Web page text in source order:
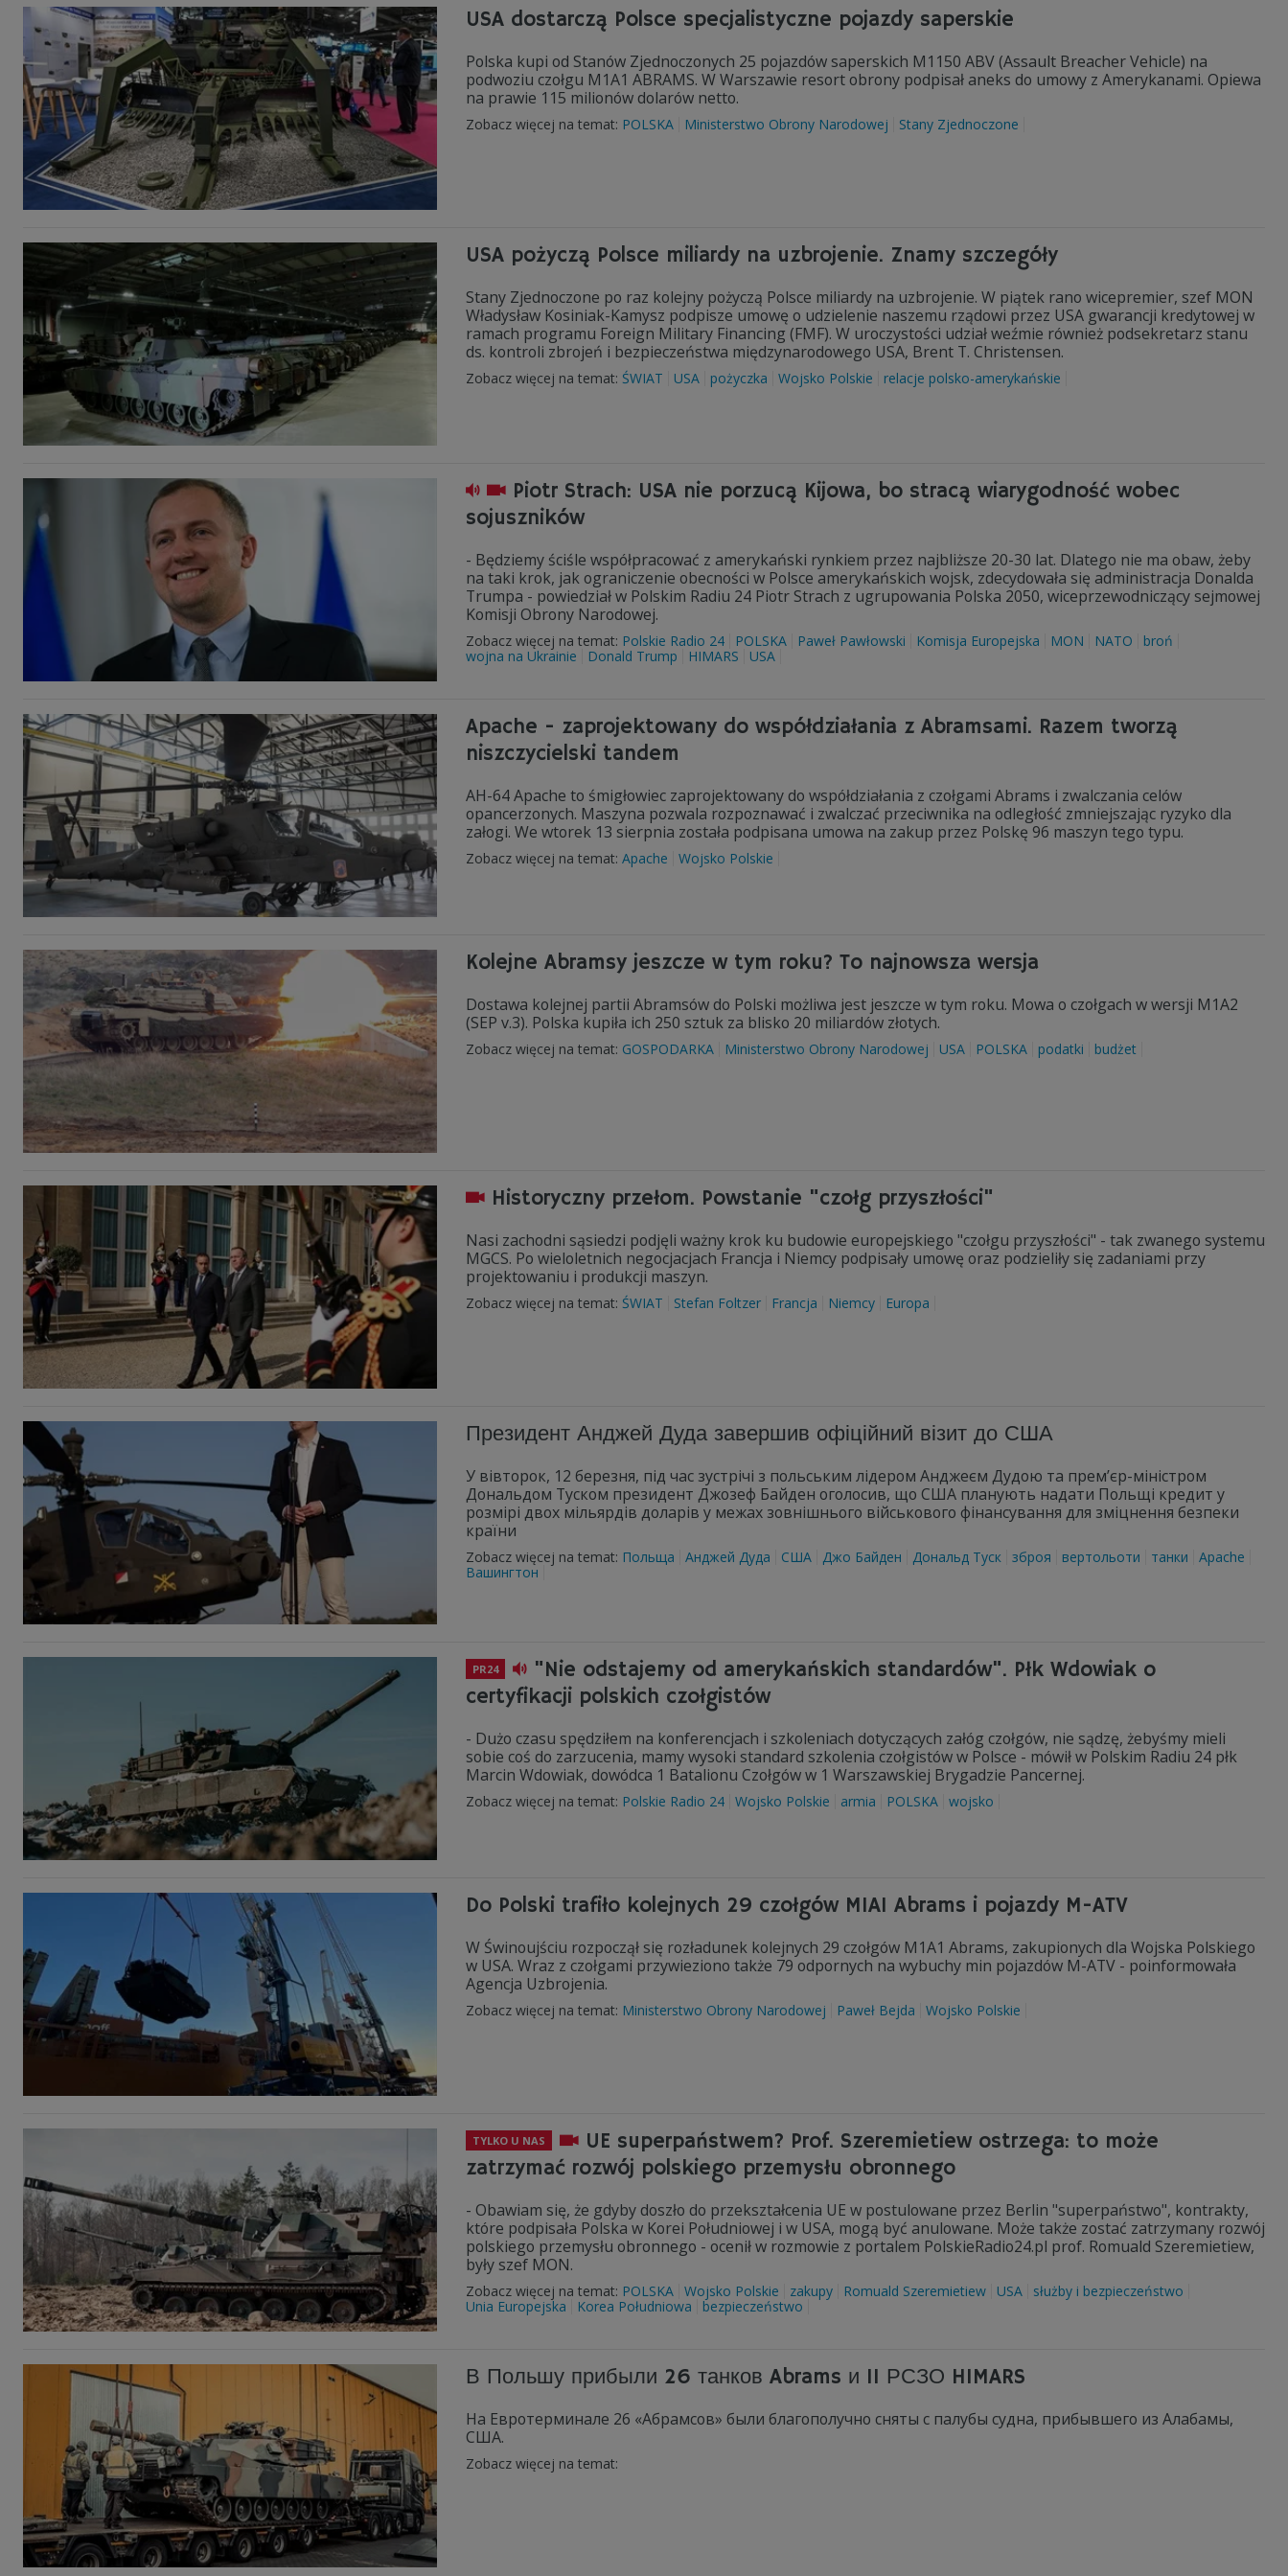
USA dostarczą Polsce specjalistyczne pojazdy saperskie
Polska kupi od Stanów Zjednoczonych 25 pojazdów saperskich M1150 ABV (Assault Breacher Vehicle) na
podwoziu czołgu M1A1 ABRAMS. W Warszawie resort obrony podpisał aneks do umowy z Amerykanami. Opiewa
na prawie 115 milionów dolarów netto.
Zobacz więcej na temat: POLSKA Ministerstwo Obrony Narodowej Stany Zjednoczone
USA pożyczą Polsce miliardy na uzbrojenie. Znamy szczegóły
Stany Zjednoczone po raz kolejny pożyczą Polsce miliardy na uzbrojenie. W piątek rano wicepremier, szef MON
Władysław Kosiniak-Kamysz podpisze umowę o udzielenie naszemu rządowi przez USA gwarancji kredytowej w
ramach programu Foreign Military Financing (FMF). W uroczystości udział weźmie również podsekretarz stanu
ds. kontroli zbrojeń i bezpieczeństwa międzynarodowego USA, Brent T. Christensen.
Zobacz więcej na temat: ŚWIAT USA pożyczka Wojsko Polskie relacje polsko-amerykańskie
Piotr Strach: USA nie porzucą Kijowa, bo stracą wiarygodność wobec
sojuszników
- Będziemy ściśle współpracować z amerykański rynkiem przez najbliższe 20-30 lat. Dlatego nie ma obaw, żeby
na taki krok, jak ograniczenie obecności w Polsce amerykańskich wojsk, zdecydowała się administracja Donalda
Trumpa - powiedział w Polskim Radiu 24 Piotr Strach z ugrupowania Polska 2050, wiceprzewodniczący sejmowej
Komisji Obrony Narodowej.
Zobacz więcej na temat: Polskie Radio 24 POLSKA Paweł Pawłowski Komisja Europejska MON NATO
broń
wojna na Ukrainie
Donald Trump HIMARS USA
Apache - zaprojektowany do współdziałania z Abramsami. Razem tworzą
niszczycielski tandem
AH-64 Apache to śmigłowiec zaprojektowany do współdziałania z czołgami Abrams i zwalczania celów
opancerzonych. Maszyna pozwala rozpoznawać i zwalczać przeciwnika na odległość zmniejszając ryzyko dla
załogi. We wtorek 13 sierpnia została podpisana umowa na zakup przez Polskę 96 maszyn tego typu.
Zobacz więcej na temat: Apache Wojsko Polskie
Kolejne Abramsy jeszcze w tym roku? To najnowsza wersja
Dostawa kolejnej partii Abramsów do Polski możliwa jest jeszcze w tym roku. Mowa o czołgach w wersji M1A2
(SEP v.3). Polska kupiła ich 250 sztuk za blisko 20 miliardów złotych.
Zobacz więcej na temat: GOSPODARKA Ministerstwo Obrony Narodowej USA POLSKA podatki budżet
Historyczny przełom. Powstanie "czołg przyszłości"
Nasi zachodni sąsiedzi podjęli ważny krok ku budowie europejskiego "czołgu przyszłości" - tak zwanego systemu
MGCS. Po wieloletnich negocjacjach Francja i Niemcy podpisały umowę oraz podzieliły się zadaniami przy
projektowaniu i produkcji maszyn.
Zobacz więcej na temat: ŚWIAT Stefan Foltzer Francja Niemcy Europa
Президент Анджей Дуда завершив офіційний візит до США
У вівторок, 12 березня, під час зустрічі з польським лідером Анджеєм Дудою та прем’єр-міністром
Дональдом Туском президент Джозеф Байден оголосив, що США планують надати Польщі кредит у
розмірі двох мільярдів доларів у межах зовнішнього військового фінансування для зміцнення безпеки
країни
Zobacz więcej na temat: Польща Анджей Дуда США Джо Байден Дональд Туск зброя вертольоти танки
Apache
Вашингтон
PR24
"Nie odstajemy od amerykańskich standardów". Płk Wdowiak o
certyfikacji polskich czołgistów
- Dużo czasu spędziłem na konferencjach i szkoleniach dotyczących załóg czołgów, nie sądzę, żebyśmy mieli
sobie coś do zarzucenia, mamy wysoki standard szkolenia czołgistów w Polsce - mówił w Polskim Radiu 24 płk
Marcin Wdowiak, dowódca 1 Batalionu Czołgów w 1 Warszawskiej Brygadzie Pancernej.
Zobacz więcej na temat: Polskie Radio 24 Wojsko Polskie armia POLSKA wojsko
Do Polski trafiło kolejnych 29 czołgów M1A1 Abrams i pojazdy M-ATV
W Świnoujściu rozpoczął się rozładunek kolejnych 29 czołgów M1A1 Abrams, zakupionych dla Wojska Polskiego
w USA. Wraz z czołgami przywieziono także 79 odpornych na wybuchy min pojazdów M-ATV - poinformowała
Agencja Uzbrojenia.
Zobacz więcej na temat: Ministerstwo Obrony Narodowej Paweł Bejda Wojsko Polskie
TYLKO U NAS
UE superpaństwem? Prof. Szeremietiew ostrzega: to może
zatrzymać rozwój polskiego przemysłu obronnego
- Obawiam się, że gdyby doszło do przekształcenia UE w postulowane przez Berlin "superpaństwo", kontrakty,
które podpisała Polska w Korei Południowej i w USA, mogą być anulowane. Może także zostać zatrzymany rozwój
polskiego przemysłu obronnego - ocenił w rozmowie z portalem PolskieRadio24.pl prof. Romuald Szeremietiew,
były szef MON.
Zobacz więcej na temat: POLSKA Wojsko Polskie zakupy Romuald Szeremietiew USA
służby i bezpieczeństwo
Unia Europejska
Korea Południowa bezpieczeństwo
В Польшу прибыли 26 танков Abrams и 11 РСЗО HIMARS
На Евротерминале 26 «Абрамсов» были благополучно сняты с палубы судна, прибывшего из Алабамы,
США.
Zobacz więcej na temat: